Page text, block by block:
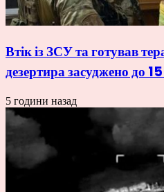
Втік із ЗСУ та готував
дезертира засуджено до
5 години назад